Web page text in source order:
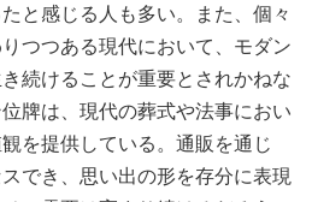
と感じる人も多い。また、個々
つつある現代において、モダン
続けることが重要とされかねな
牌は、現代の葬式や法事におい
を提供している。通販を通じ
でき、思い出の形を存分に表現